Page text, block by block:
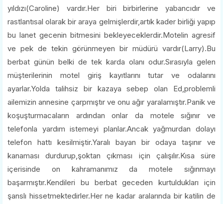
yıldızı(Caroline) vardır.Her biri birbirlerine yabancıdır ve
rastlantısal olarak bir araya gelmişlerdir,artık kader birliği yapıp
bu lanet gecenin bitmesini bekleyeceklerdir.Motelin agresif
ve pek de tekin görünmeyen bir müdürü vardır(Larry).Bu
berbat günün belki de tek karda olanı odur.Sırasıyla gelen
müşterilerinin motel giriş kayıtlarını tutar ve odalarını
ayarlar.Yolda talihsiz bir kazaya sebep olan Ed,problemli
ailemizin annesine çarpmıştır ve onu ağır yaralamıştır.Panik ve
koşuşturmacaların ardından onlar da motele sığınır ve
telefonla yardım istemeyi planlar.Ancak yağmurdan dolayı
telefon hattı kesilmiştir.Yaralı bayan bir odaya taşınır ve
kanaması durdurup,şoktan çıkması için çalışılır.Kısa süre
içerisinde on kahramanımız da motele sığınmayı
başarmıştır.Kendileri bu berbat geceden kurtuldukları için
şanslı hissetmektedirler.Her ne kadar aralarında bir katilin de